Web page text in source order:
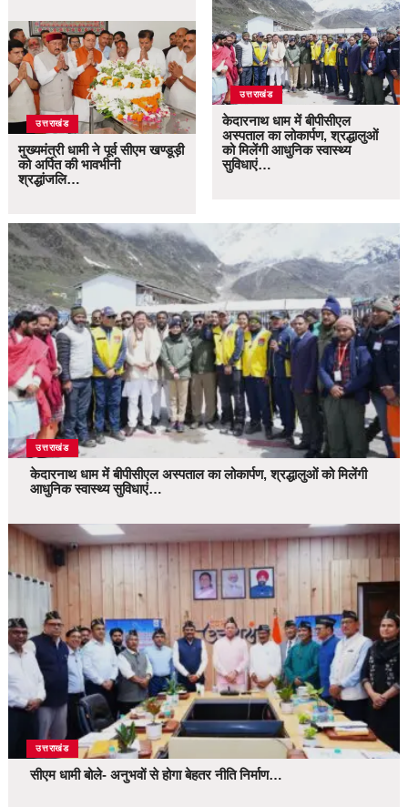
उत्तराखंड
मुख्यमंत्री धामी ने पूर्व सीएम खण्डूड़ी
को अर्पित की भावभीनी
श्रद्धांजलि…
उत्तराखंड
केदारनाथ धाम में बीपीसीएल
अस्पताल का लोकार्पण, श्रद्धालुओं
को मिलेंगी आधुनिक स्वास्थ्य
सुविधाएं…
उत्तराखंड
केदारनाथ धाम में बीपीसीएल अस्पताल का लोकार्पण, श्रद्धालुओं को मिलेंगी
आधुनिक स्वास्थ्य सुविधाएं…
उत्तराखंड
सीएम धामी बोले- अनुभवों से होगा बेहतर नीति निर्माण…